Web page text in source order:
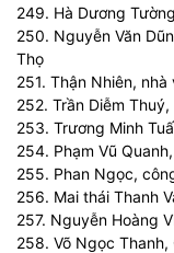
249. Hà Dương
250. Nguyễn Văn
Thọ
251. Thận Nhiên,
252. Trần Diễm
253. Trương Minh
254. Phạm Vũ
255. Phan Ngọc,
256. Mai thái Thanh
257. Nguyễn Hoàng
258. Võ Ngọc